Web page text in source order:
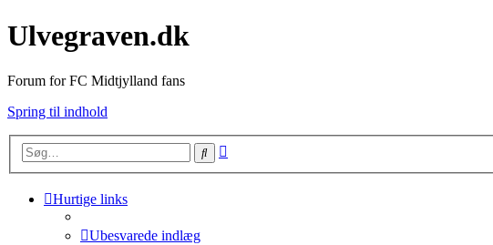
Ulvegraven.dk
Forum for FC Midtjylland fans
Spring til indhold
Søg
Hurtige links
Ubesvarede indlæg